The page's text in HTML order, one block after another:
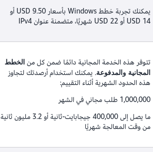
يمكنك تجربة خطط Windows بأسعار 9.50 USD أو
14 USD أو 22 USD شهريًا، متضمنة عنوان IPv4
تتوفر هذه الخدمة المجانية دائمًا ضمن كل من الخطط
المجانية والمدفوعة. يمكنك استخدام أرصدتك لتجاوز
هذه الحدود الشهرية أثناء التقييم:
1,000,000 طلب مجاني في الشهر
ما يصل إلى 400,000 جيجابايت-ثانية أو 3.2 مليون ثانية
من وقت المعالجة شهريًا